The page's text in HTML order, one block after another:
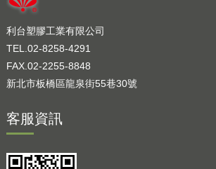
利台塑膠工業有限公司
TEL.02-8258-4291
FAX.02-2255-8848
新北市板橋區龍泉街55巷30號
客服資訊